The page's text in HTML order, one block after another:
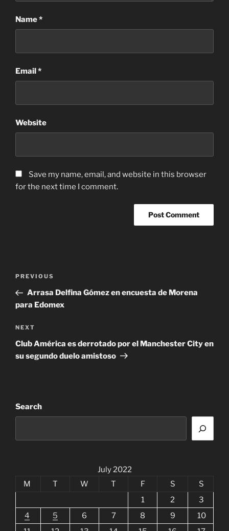
Name*
Email*
Website
Save my name, email, and website in this browser
for the next time I comment.
Previous
Post
PREVIOUS
Arrasa Delfina Gómez en encuesta de Morena
para Edomex
Next
Post
NEXT
Club América es derrotado por el Manchester City en
su segundo duelo amistoso
Search
July 2022
M
T W T F S
S
1
2
3
4
5 6 7 8 9
10